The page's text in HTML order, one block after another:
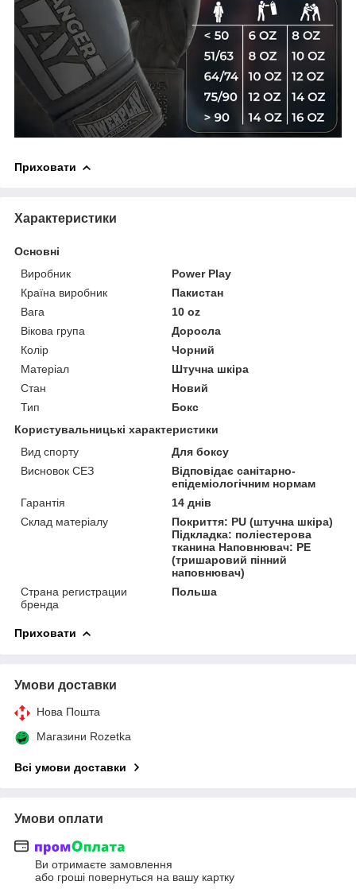
Приховати
Характеристики
Основні
Виробник
Power Play
Країна виробник
Пакистан
Вага
10 oz
Вікова група
Доросла
Колір
Чорний
Матеріал
Штучна шкіра
Стан
Новий
Тип
Бокс
Користувальницькі характеристики
Вид спорту
Для боксу
Висновок СЕЗ
Відповідає санітарно-
епідеміологічним нормам
Гарантія
14 днів
Склад матеріалу
Покриття: PU (штучна шкіра)
Підкладка: поліестерова
тканина Наповнювач: PE
(тришаровий пінний
наповнювач)
Страна регистрации
бренда
Польша
Приховати
Умови доставки
Нова Пошта
Магазини Rozetka
Всі умови доставки
Умови оплати
Ви отримаєте замовлення
або гроші повернуться на вашу картку